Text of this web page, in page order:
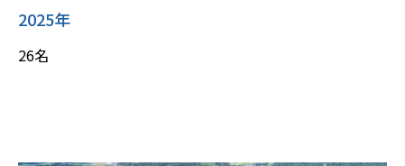
2025年
26名